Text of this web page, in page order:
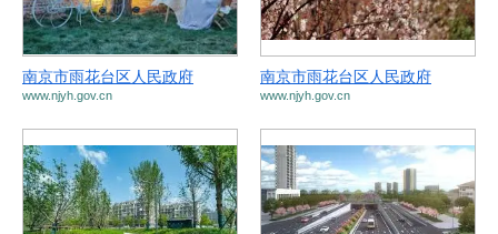
南京市雨花台区人民政府
www.njyh.gov.cn
南京市雨花台区人民政府
www.njyh.gov.cn